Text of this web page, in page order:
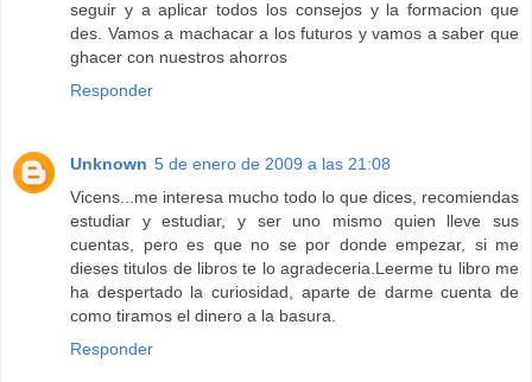
seguir y a aplicar todos los consejos y la formacion que
des. Vamos a machacar a los futuros y vamos a saber que
ghacer con nuestros ahorros
Responder
Unknown 5 de enero de 2009 a las 21:08
Vicens...me interesa mucho todo lo que dices, recomiendas
estudiar y estudiar, y ser uno mismo quien lleve sus
cuentas, pero es que no se por donde empezar, si me
dieses titulos de libros te lo agradeceria.Leerme tu libro me
ha despertado la curiosidad, aparte de darme cuenta de
como tiramos el dinero a la basura.
Responder